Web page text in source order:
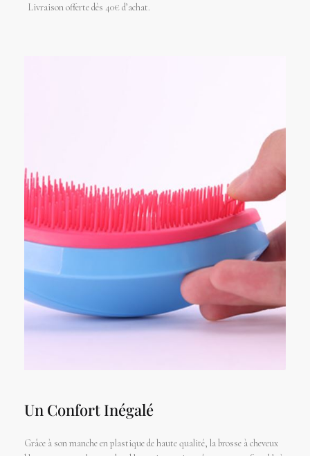
Livraison offerte dès 40€ d’achat.
Un Confort Inégalé
Grâce à son manche en plastique de haute qualité, la brosse à cheveux